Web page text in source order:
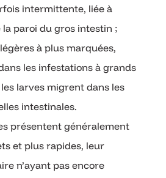
intermittente, liée à
la paroi du gros intestin ;
à plus marquées,
les infestations à grands
larves migrent dans les
intestinales.
présentent généralement
et plus rapides, leur
n’ayant pas encore